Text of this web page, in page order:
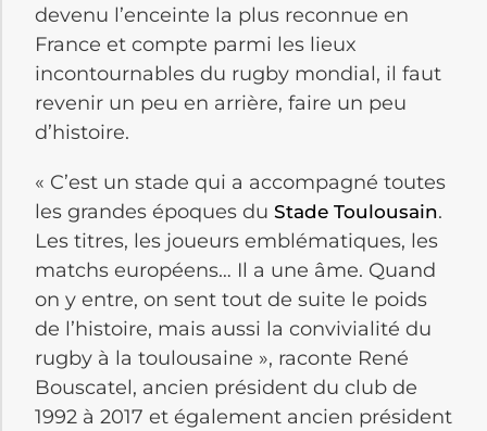
devenu l’enceinte la plus reconnue en
France et compte parmi les lieux
incontournables du rugby mondial, il faut
revenir un peu en arrière, faire un peu
d’histoire.
« C’est un stade qui a accompagné toutes
les grandes époques du Stade Toulousain.
Les titres, les joueurs emblématiques, les
matchs européens… Il a une âme. Quand
on y entre, on sent tout de suite le poids
de l’histoire, mais aussi la convivialité du
rugby à la toulousaine », raconte René
Bouscatel, ancien président du club de
1992 à 2017 et également ancien président